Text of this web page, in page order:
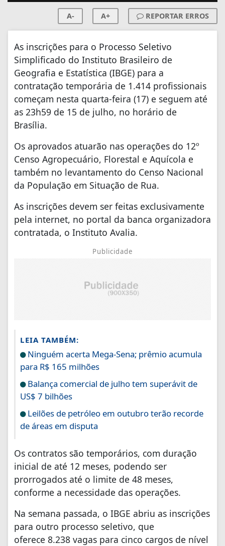
A- A+ REPORTAR ERROS
As inscrições para o Processo Seletivo
Simplificado do Instituto Brasileiro de
Geografia e Estatística (IBGE) para a
contratação temporária de 1.414 profissionais
começam nesta quarta-feira (17) e seguem até
as 23h59 de 15 de julho, no horário de
Brasília.
Os aprovados atuarão nas operações do 12º
Censo Agropecuário, Florestal e Aquícola e
também no levantamento do Censo Nacional
da População em Situação de Rua.
As inscrições devem ser feitas exclusivamente
pela internet, no portal da banca organizadora
contratada, o Instituto Avalia.
Publicidade
LEIA TAMBÉM:
Ninguém acerta Mega-Sena; prêmio acumula
para R$ 165 milhões
Balança comercial de julho tem superávit de
US$ 7 bilhões
Leilões de petróleo em outubro terão recorde
de áreas em disputa
Os contratos são temporários, com duração
inicial de até 12 meses, podendo ser
prorrogados até o limite de 48 meses,
conforme a necessidade das operações.
Na semana passada, o IBGE abriu as inscrições
para outro processo seletivo, que
oferece 8.238 vagas para cinco cargos de nível